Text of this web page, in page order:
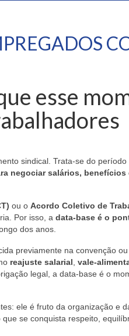
esse
sindical. Trata-se do
negociar salários,
ou o Acordo Coletivo de
Por isso, a data-base é o
dos anos.
previamente na convenção
reajuste salarial vale-
legal, a data-base é o
ele é fruto da organização e
se conquista respeito,